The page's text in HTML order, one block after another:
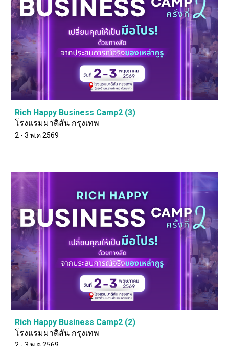
Rich Happy Business Camp2 (3)
โรงแรมมาดิสัน กรุงเทพ
2 - 3 พ.ค 2569
Rich Happy Business Camp2 (2)
โรงแรมมาดิสัน กรุงเทพ